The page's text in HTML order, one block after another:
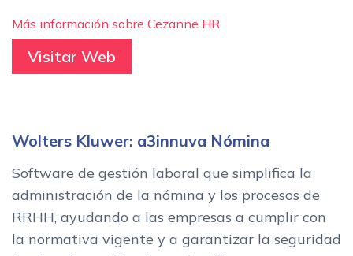
Más información sobre Cezanne HR
Visitar Web
Wolters Kluwer: a3innuva Nómina
Software de gestión laboral que simplifica la
administración de la nómina y los procesos de
RRHH, ayudando a las empresas a cumplir con
la normativa vigente y a garantizar la seguridad